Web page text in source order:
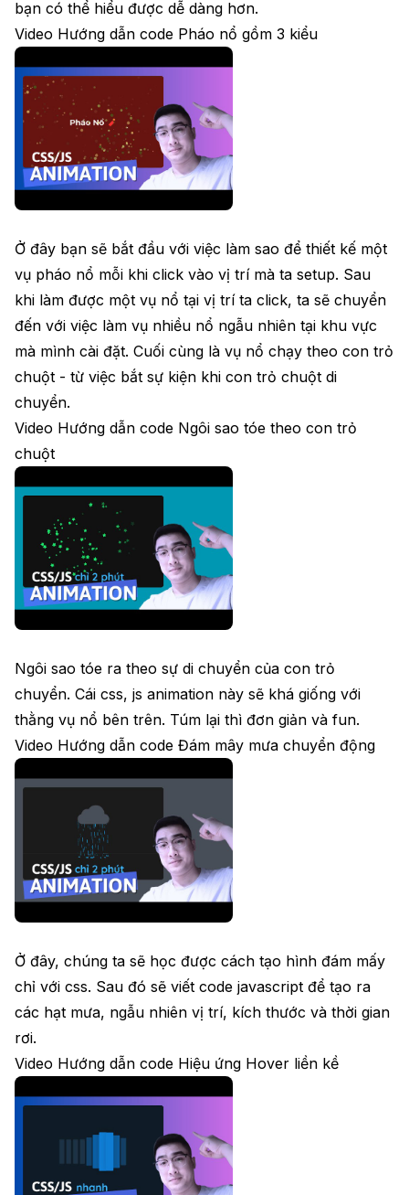
bạn có thể hiểu được dễ dàng hơn.
Video Hướng dẫn code Pháo nổ gồm 3 kiểu
Ở đây bạn sẽ bắt đầu với việc làm sao để thiết kế một
vụ pháo nổ mỗi khi click vào vị trí mà ta setup. Sau
khi làm được một vụ nổ tại vị trí ta click, ta sẽ chuyển
đến với việc làm vụ nhiều nổ ngẫu nhiên tại khu vực
mà mình cài đặt. Cuối cùng là vụ nổ chạy theo con trỏ
chuột - từ việc bắt sự kiện khi con trỏ chuột di
chuyển.
Video Hướng dẫn code Ngôi sao tóe theo con trỏ
chuột
Ngôi sao tóe ra theo sự di chuyển của con trỏ
chuyển. Cái css, js animation này sẽ khá giống với
thằng vụ nổ bên trên. Túm lại thì đơn giản và fun.
Video Hướng dẫn code Đám mây mưa chuyển động
Ở đây, chúng ta sẽ học được cách tạo hình đám mấy
chỉ với css. Sau đó sẽ viết code javascript để tạo ra
các hạt mưa, ngẫu nhiên vị trí, kích thước và thời gian
rơi.
Video Hướng dẫn code Hiệu ứng Hover liền kề